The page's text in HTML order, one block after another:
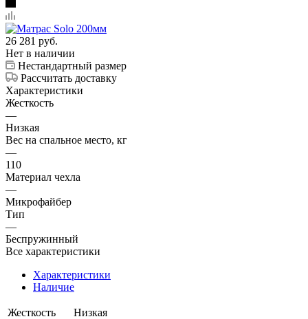
26 281 руб.
Нет в наличии
Нестандартный размер
Рассчитать доставку
Характеристики
Жесткость
—
Низкая
Вес на спальное место, кг
—
110
Материал чехла
—
Микрофайбер
Тип
—
Беспружинный
Все характеристики
Характеристики
Наличие
Жесткость
Низкая